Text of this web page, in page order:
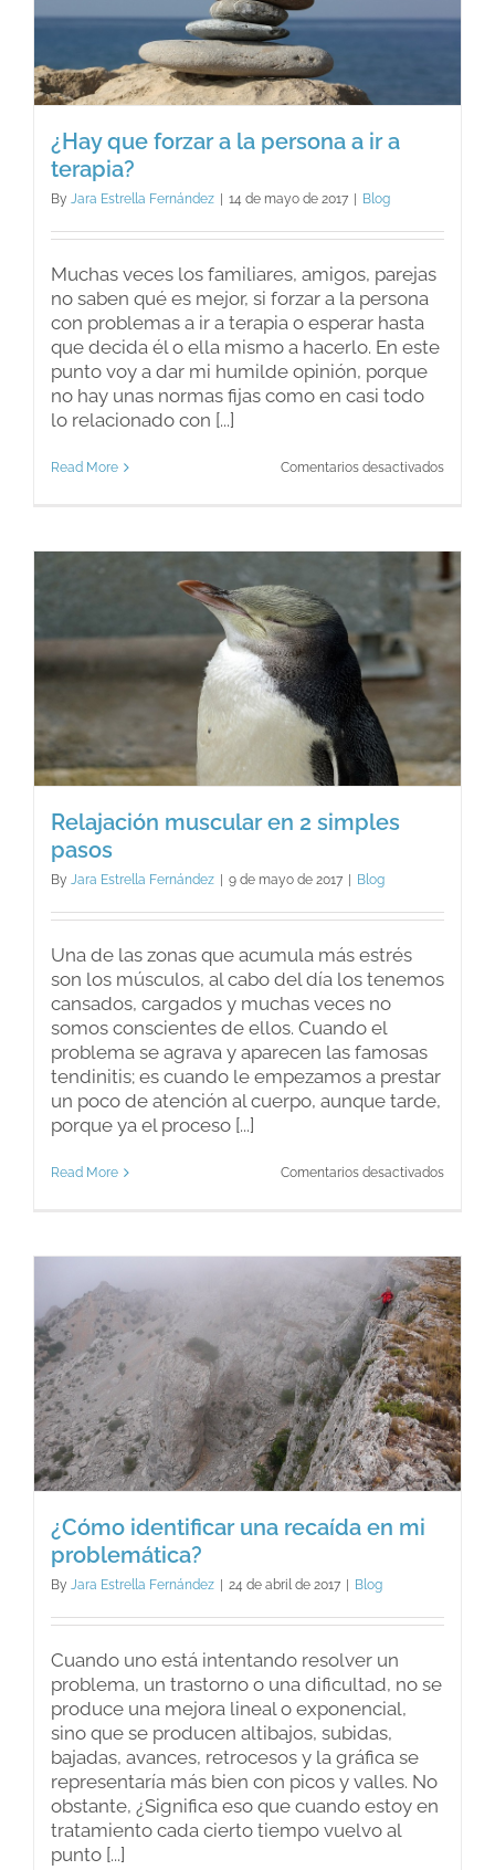
¿Hay que forzar a la persona a ir a
terapia?
By Jara Estrella Fernández | 14 de mayo de 2017 | Blog
Muchas veces los familiares, amigos, parejas
no saben qué es mejor, si forzar a la persona
con problemas a ir a terapia o esperar hasta
que decida él o ella mismo a hacerlo. En este
punto voy a dar mi humilde opinión, porque
no hay unas normas fijas como en casi todo
lo relacionado con [...]
Read More Comentarios desactivadosen
la
a
ir
Relajación muscular en 2 simples
pasos
By Jara Estrella Fernández | 9 de mayo de 2017 | Blog
Una de las zonas que acumula más estrés
son los músculos, al cabo del día los tenemos
cansados, cargados y muchas veces no
somos conscientes de ellos. Cuando el
problema se agrava y aparecen las famosas
tendinitis; es cuando le empezamos a prestar
un poco de atención al cuerpo, aunque tarde,
porque ya el proceso [...]
Read More Comentarios desactivadosen
simples
pasos
¿Cómo identificar una recaída en mi
problemática?
By Jara Estrella Fernández | 24 de abril de 2017 | Blog
Cuando uno está intentando resolver un
problema, un trastorno o una dificultad, no se
produce una mejora lineal o exponencial,
sino que se producen altibajos, subidas,
bajadas, avances, retrocesos y la gráfica se
representaría más bien con picos y valles. No
obstante, ¿Significa eso que cuando estoy en
tratamiento cada cierto tiempo vuelvo al
punto [...]